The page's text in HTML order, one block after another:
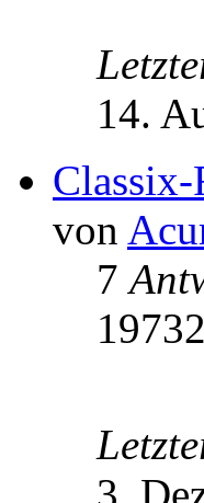
14.
von
7
19732
3.